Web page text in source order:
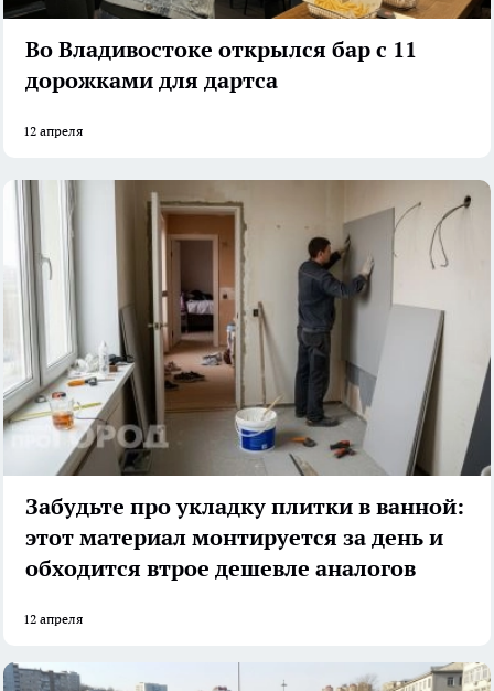
Во Владивостоке открылся бар с 11
дорожками для дартса
12 апреля
Забудьте про укладку плитки в ванной:
этот материал монтируется за день и
обходится втрое дешевле аналогов
12 апреля